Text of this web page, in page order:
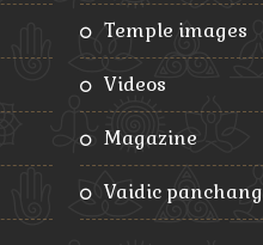
temple images
videos
magazine
vaidic panchang